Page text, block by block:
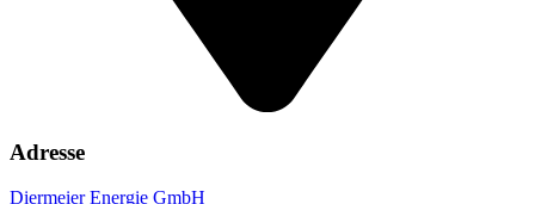
Adresse
Diermeier Energie GmbH